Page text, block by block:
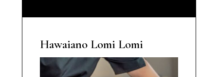
Hawaiano Lomi Lomi